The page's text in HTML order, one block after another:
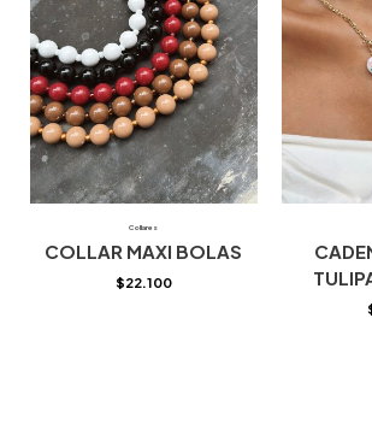
Collares
COLLAR MAXI BOLAS
$22.100